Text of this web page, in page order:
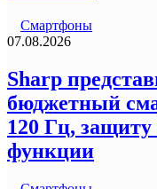
Смартфоны
07.08.2026
Sharp
бюджетный
120 Гц,
функции